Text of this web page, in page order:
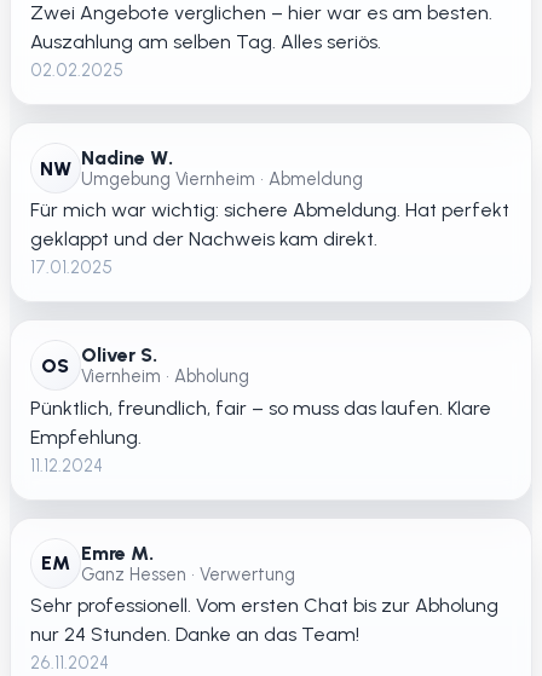
Zwei Angebote verglichen – hier war es am besten.
Auszahlung am selben Tag. Alles seriös.
02.02.2025
NW Nadine W.
Umgebung Viernheim • Abmeldung
Für mich war wichtig: sichere Abmeldung. Hat perfekt
geklappt und der Nachweis kam direkt.
17.01.2025
OS Oliver S.
Viernheim • Abholung
Pünktlich, freundlich, fair – so muss das laufen. Klare
Empfehlung.
11.12.2024
EM Emre M.
Ganz Hessen • Verwertung
Sehr professionell. Vom ersten Chat bis zur Abholung
nur 24 Stunden. Danke an das Team!
26.11.2024